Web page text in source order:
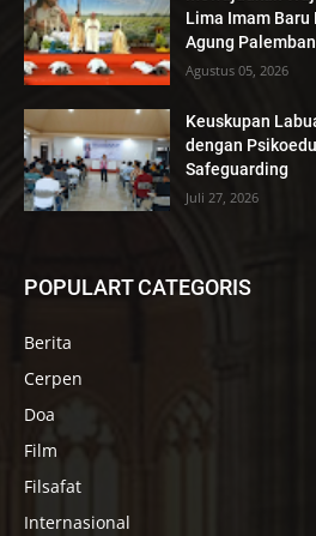
Lima Imam
Agung
Agustus 05, 2026
Keuskupan
dengan
Safeguarding
Juli 27, 2026
POPULART CATEGORIS
Berita
Cerpen
Doa
Film
Filsafat
Internasional